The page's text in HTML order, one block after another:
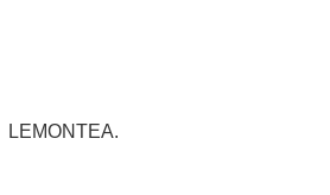
LEMONTEA.